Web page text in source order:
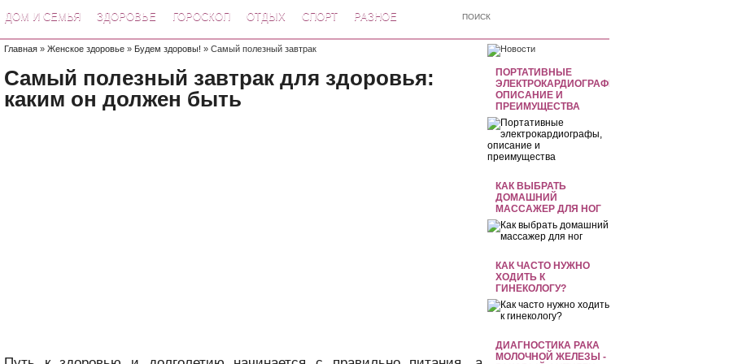
ДОМ И СЕМЬЯ ЗДОРОВЬЕ ГОРОСКОП ОТДЫХ СПОРТ РАЗНОЕ
ПОРТАТИВНЫЕ
ЭЛЕКТРОКАРДИОГРАФЫ,
ОПИСАНИЕ И
ПРЕИМУЩЕСТВА
КАК ВЫБРАТЬ
ДОМАШНИЙ
МАССАЖЕР ДЛЯ НОГ
КАК ЧАСТО НУЖНО
ХОДИТЬ К
ГИНЕКОЛОГУ?
ДИАГНОСТИКА РАКА
МОЛОЧНОЙ ЖЕЛЕЗЫ -
Главная » Женское здоровье » Будем здоровы! » Самый полезный завтрак
Самый полезный завтрак для здоровья:
каким он должен быть